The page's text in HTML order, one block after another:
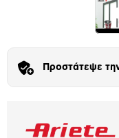
Προστάτεψε